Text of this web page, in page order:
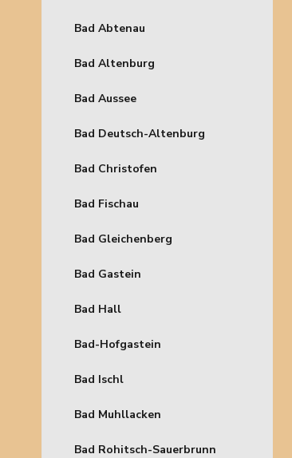
Bad Abtenau
Bad Altenburg
Bad Aussee
Bad Deutsch-Altenburg
Bad Christofen
Bad Fischau
Bad Gleichenberg
Bad Gastein
Bad Hall
Bad-Hofgastein
Bad Ischl
Bad Muhllacken
Bad Rohitsch-Sauerbrunn